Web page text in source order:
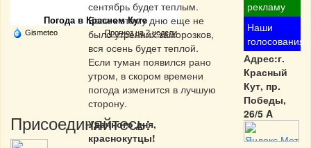
Погода в Красном Куте
Gismeteo Прогноз на 2 недели
Присоединяйтесь:
сентябрь будет теплым.
Если к этому дню еще не
было утренних заморозков,
вся осень будет теплой.
Если туман появился рано
утром, в скором времени
погода изменится в лучшую
сторону.
Удачного дня,
краснокутцы!
рекламу
Наши
голосования
Адрес:г.
Красный
Кут, пр.
Победы,
26/5 A